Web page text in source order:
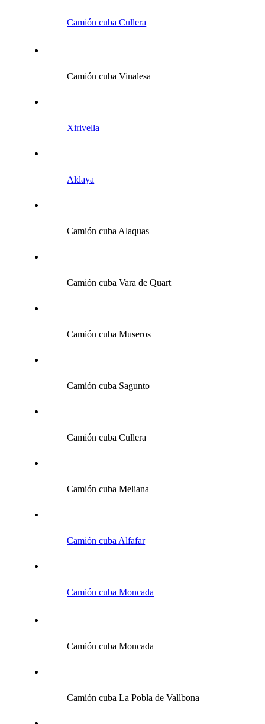
Camión cuba Cullera
Camión cuba Vinalesa
Xirivella
Aldaya
Camión cuba Alaquas
Camión cuba Vara de Quart
Camión cuba Museros
Camión cuba Sagunto
Camión cuba Cullera
Camión cuba Meliana
Camión cuba Alfafar
Camión cuba Moncada
Camión cuba Moncada
Camión cuba La Pobla de Vallbona